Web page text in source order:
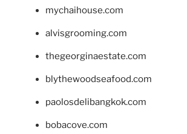
mychaihouse.com
alvisgrooming.com
thegeorginaestate.com
blythewoodseafood.com
paolosdelibangkok.com
bobacove.com